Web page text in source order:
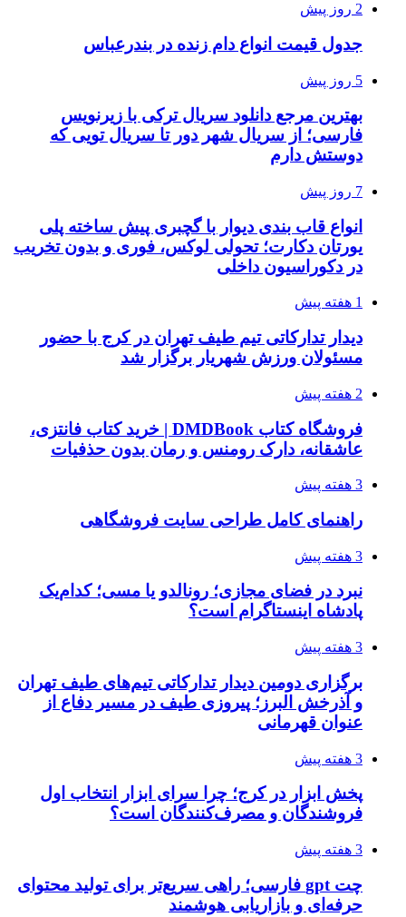
2 روز پیش
جدول قیمت انواع دام زنده در بندرعباس
5 روز پیش
بهترین مرجع دانلود سریال ترکی با زیرنویس
فارسی؛ از سریال شهر دور تا سریال تویی که
دوستش دارم
7 روز پیش
انواع قاب بندی دیوار با گچبری پیش ساخته پلی
یورتان دکارت؛ تحولی لوکس، فوری و بدون تخریب
در دکوراسیون داخلی
1 هفته پیش
دیدار تدارکاتی تیم طیف تهران در کرج با حضور
مسئولان ورزش شهریار برگزار شد
2 هفته پیش
فروشگاه کتاب DMDBook | خرید کتاب فانتزی،
عاشقانه، دارک رومنس و رمان بدون حذفیات
3 هفته پیش
راهنمای کامل طراحی سایت فروشگاهی
3 هفته پیش
نبرد در فضای مجازی؛ رونالدو یا مسی؛ کدام‌یک
پادشاه اینستاگرام است؟
3 هفته پیش
برگزاری دومین دیدار تدارکاتی تیم‌های طیف تهران
و آذرخش البرز؛ پیروزی طیف در مسیر دفاع از
عنوان قهرمانی
3 هفته پیش
پخش ابزار در کرج؛ چرا سرای ابزار انتخاب اول
فروشندگان و مصرف‌کنندگان است؟
3 هفته پیش
چت gpt فارسی؛ راهی سریع‌تر برای تولید محتوای
حرفه‌ای و بازاریابی هوشمند